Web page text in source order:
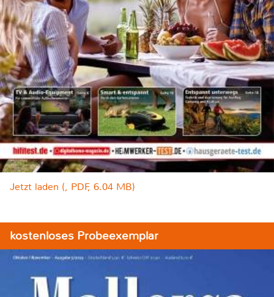
Jetzt laden (, PDF, 6.04 MB)
kostenloses Probeexemplar